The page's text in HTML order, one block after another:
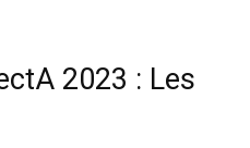
2023 : Les